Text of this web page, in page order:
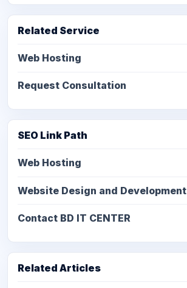
Related Service
Web Hosting
Request Consultation
SEO Link Path
Web Hosting
Website Design and Development
Contact BD IT CENTER
Related Articles